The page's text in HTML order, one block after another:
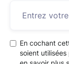
En cochant
soient